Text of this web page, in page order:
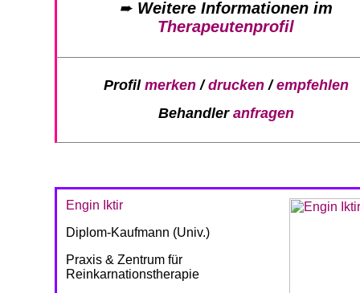
➨ Weitere Informationen im
Therapeutenprofil
Profil merken/drucken/empfehlen
Behandler anfragen
Engin Iktir
Diplom-Kaufmann (Univ.)
Praxis & Zentrum für
Reinkarnationstherapie